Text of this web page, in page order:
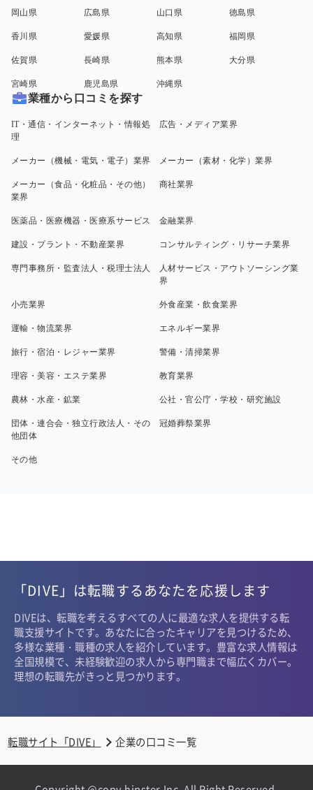
岡山県 広島県 山口県 徳島県
香川県 愛媛県 高知県 福岡県
佐賀県 長崎県 熊本県 大分県
宮崎県 鹿児島県 沖縄県
業種から口コミを探す
IT・通信・インターネット・情報処
理
広告・メディア業界
メーカー（機械・電気・電子）業界 メーカー（素材・化学）業界
メーカー（食品・化粧品・その他）
業界
商社業界
医薬品・医療機器・医療系サービス 金融業界
建設・プラント・不動産業界 コンサルティング・リサーチ業界
専門事務所・監査法人・税理士法人
人材サービス・アウトソーシング業
界
小売業界 外食産業・飲食業界
運輸・物流業界 エネルギー業界
旅行・宿泊・レジャー業界 警備・清掃業界
理容・美容・エステ業界 教育業界
農林・水産・鉱業 公社・官公庁・学校・研究施設
団体・連合会・独立行政法人・その
他団体
冠婚葬祭業界
その他
「DIVE」は転職するあなたを応援します
DIVEは、転職を考えるすべての人に最適な求人を提供する転
職支援サイトです。あなたに合ったキャリアを見つけるため、
多様な業種・職種の求人を紹介しています。豊富な求人情報は
全国規模で、未経験歓迎の求人から専門職まで幅広くカバー。
理想の転職先がきっと見つかります。
転職サイト「DIVE」 企業の口コミ一覧